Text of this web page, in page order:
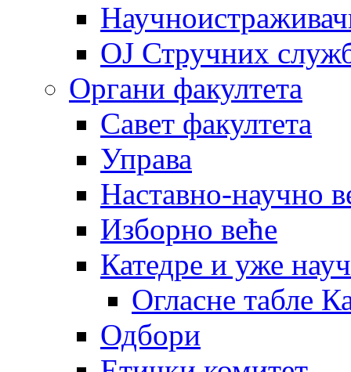
OJ Стручних
Органи факултета
Савет факултета
Управа
Наставно-научно
Изборно веће
Катедре и уже
Огласне табле
Одбори